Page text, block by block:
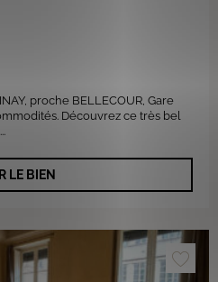
proche BELLECOUR, Gare
Découvrez ce très bel
LE BIEN